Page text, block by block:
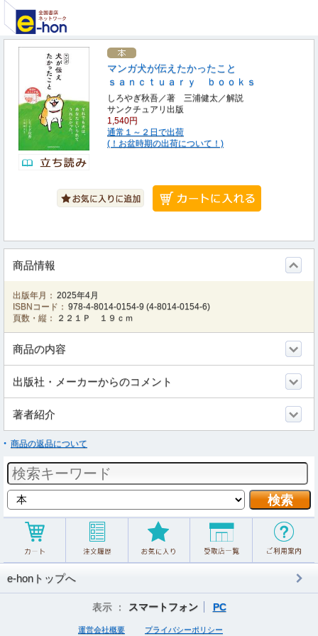
マンガ犬が伝えたかったこと
ｓａｎｃｔｕａｒｙ ｂｏｏｋｓ
しろやぎ秋吾／著 三浦健太／解説
サンクチュアリ出版
1,540円
通常１～２日で出荷
(！お盆時期の出荷について！)
商品情報
出版年月： 2025年4月
ISBNコード： 978-4-8014-0154-9 (4-8014-0154-6)
頁数・縦：
２２１Ｐ １９ｃｍ
商品の内容
出版社・メーカーからのコメント
著者紹介
商品の返品について
e-honトップへ
表示 ： スマートフォン PC
運営会社概要 プライバシーポリシー